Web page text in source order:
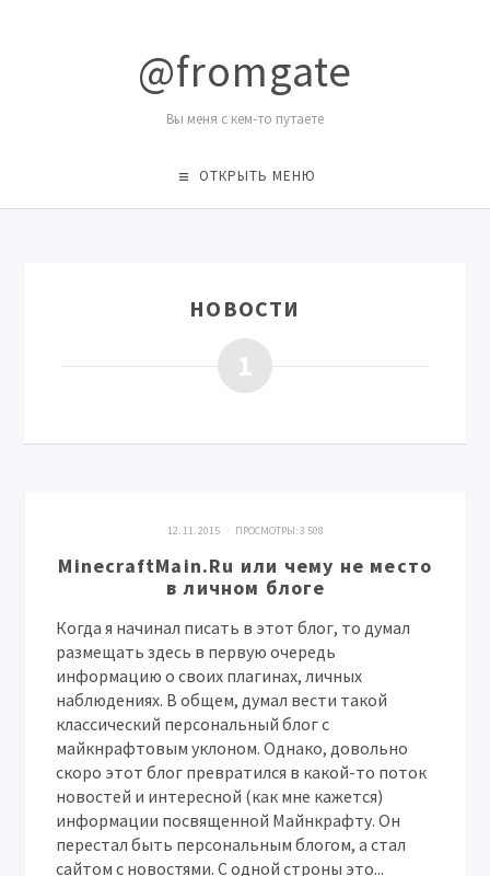
@fromgate
Вы меня с кем-то путаете
ОТКРЫТЬ МЕНЮ
НОВОСТИ
1
12. 11. 2015 · ПРОСМОТРЫ:3 508
MinecraftMain.Ru или чему не место
в личном блоге
Когда я начинал писать в этот блог, то думал
размещать здесь в первую очередь
информацию о своих плагинах, личных
наблюдениях. В общем, думал вести такой
классический персональный блог с
майкнрафтовым уклоном. Однако, довольно
скоро этот блог превратился в какой-то поток
новостей и интересной (как мне кажется)
информации посвященной Майнкрафту. Он
перестал быть персональным блогом, а стал
сайтом с новостями. С одной строны это...